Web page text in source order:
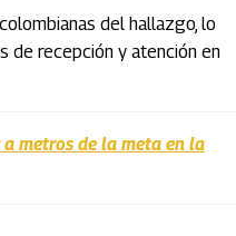
del hallazgo, lo
de recepción y atención en
metros de la meta en la